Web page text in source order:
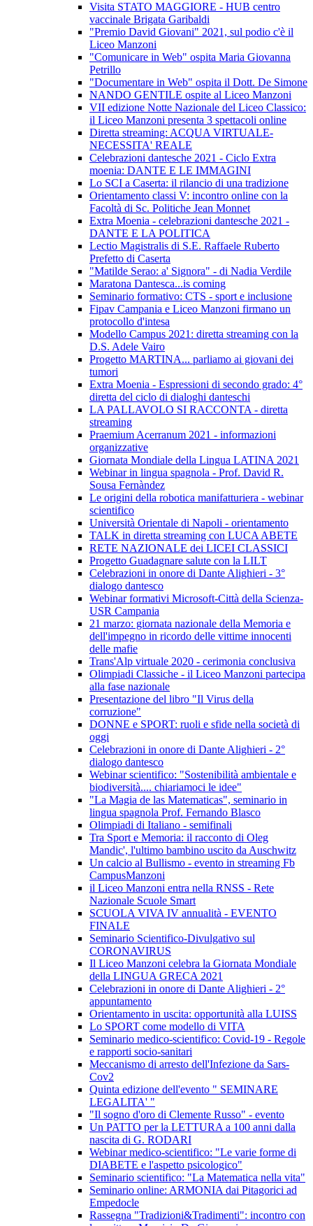
Visita STATO MAGGIORE - HUB centro
vaccinale Brigata Garibaldi
"Premio David Giovani" 2021, sul podio c'è il
Liceo Manzoni
"Comunicare in Web" ospita Maria Giovanna
Petrillo
"Documentare in Web" ospita il Dott. De Simone
NANDO GENTILE ospite al Liceo Manzoni
VII edizione Notte Nazionale del Liceo Classico:
il Liceo Manzoni presenta 3 spettacoli online
Diretta streaming: ACQUA VIRTUALE-
NECESSITA' REALE
Celebrazioni dantesche 2021 - Ciclo Extra
moenia: DANTE E LE IMMAGINI
Lo SCI a Caserta: il rilancio di una tradizione
Orientamento classi V: incontro online con la
Facoltà di Sc. Politiche Jean Monnet
Extra Moenia - celebrazioni dantesche 2021 -
DANTE E LA POLITICA
Lectio Magistralis di S.E. Raffaele Ruberto
Prefetto di Caserta
"Matilde Serao: a' Signora" - di Nadia Verdile
Maratona Dantesca...is coming
Seminario formativo: CTS - sport e inclusione
Fipav Campania e Liceo Manzoni firmano un
protocollo d'intesa
Modello Campus 2021: diretta streaming con la
D.S. Adele Vairo
Progetto MARTINA... parliamo ai giovani dei
tumori
Extra Moenia - Espressioni di secondo grado: 4°
diretta del ciclo di dialoghi danteschi
LA PALLAVOLO SI RACCONTA - diretta
streaming
Praemium Acerranum 2021 - informazioni
organizzative
Giornata Mondiale della Lingua LATINA 2021
Webinar in lingua spagnola - Prof. David R.
Sousa Fernàndez
Le origini della robotica manifatturiera - webinar
scientifico
Università Orientale di Napoli - orientamento
TALK in diretta streaming con LUCA ABETE
RETE NAZIONALE dei LICEI CLASSICI
Progetto Guadagnare salute con la LILT
Celebrazioni in onore di Dante Alighieri - 3°
dialogo dantesco
Webinar formativi Microsoft-Città della Scienza-
USR Campania
21 marzo: giornata nazionale della Memoria e
dell'impegno in ricordo delle vittime innocenti
delle mafie
Trans'Alp virtuale 2020 - cerimonia conclusiva
Olimpiadi Classiche - il Liceo Manzoni partecipa
alla fase nazionale
Presentazione del libro "Il Virus della
corruzione"
DONNE e SPORT: ruoli e sfide nella società di
oggi
Celebrazioni in onore di Dante Alighieri - 2°
dialogo dantesco
Webinar scientifico: "Sostenibilità ambientale e
biodiversità.... chiariamoci le idee"
"La Magia de las Matematicas", seminario in
lingua spagnola Prof. Fernando Blasco
Olimpiadi di Italiano - semifinali
Tra Sport e Memoria: il racconto di Oleg
Mandic', l'ultimo bambino uscito da Auschwitz
Un calcio al Bullismo - evento in streaming Fb
CampusManzoni
il Liceo Manzoni entra nella RNSS - Rete
Nazionale Scuole Smart
SCUOLA VIVA IV annualità - EVENTO
FINALE
Seminario Scientifico-Divulgativo sul
CORONAVIRUS
Il Liceo Manzoni celebra la Giornata Mondiale
della LINGUA GRECA 2021
Celebrazioni in onore di Dante Alighieri - 2°
appuntamento
Orientamento in uscita: opportunità alla LUISS
Lo SPORT come modello di VITA
Seminario medico-scientifico: Covid-19 - Regole
e rapporti socio-sanitari
Meccanismo di arresto dell'Infezione da Sars-
Cov2
Quinta edizione dell'evento " SEMINARE
LEGALITA' "
"Il sogno d'oro di Clemente Russo" - evento
Un PATTO per la LETTURA a 100 anni dalla
nascita di G. RODARI
Webinar medico-scientifico: "Le varie forme di
DIABETE e l'aspetto psicologico"
Seminario scientifico: "La Matematica nella vita"
Seminario online: ARMONIA dai Pitagorici ad
Empedocle
Rassegna "Tradizioni&Tradimenti": incontro con